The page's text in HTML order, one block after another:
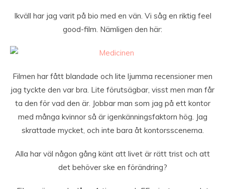
Ikväll har jag varit på bio med en vän. Vi såg en riktig feel
good-film. Nämligen den här:
Filmen har fått blandade och lite ljumma recensioner men
jag tyckte den var bra. Lite förutsägbar, visst men man får
ta den för vad den är. Jobbar man som jag på ett kontor
med många kvinnor så är igenkänningsfaktorn hög. Jag
skrattade mycket, och inte bara åt kontorsscenerna.
Alla har väl någon gång känt att livet är rätt trist och att
det behöver ske en förändring?